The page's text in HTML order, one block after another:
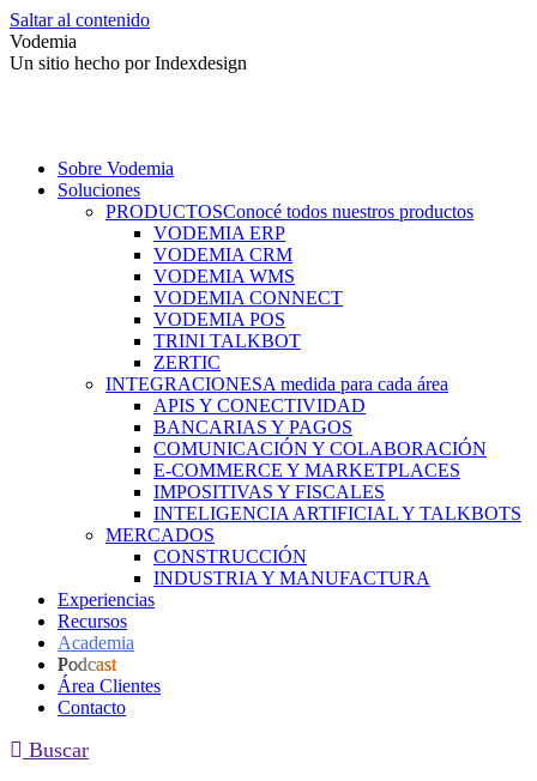
Saltar al contenido
Vodemia
Un sitio hecho por Indexdesign
Sobre Vodemia
Soluciones
PRODUCTOSConocé todos nuestros productos
VODEMIA ERP
VODEMIA CRM
VODEMIA WMS
VODEMIA CONNECT
VODEMIA POS
TRINI TALKBOT
ZERTIC
INTEGRACIONESA medida para cada área
APIS Y CONECTIVIDAD
BANCARIAS Y PAGOS
COMUNICACIÓN Y COLABORACIÓN
E-COMMERCE Y MARKETPLACES
IMPOSITIVAS Y FISCALES
INTELIGENCIA ARTIFICIAL Y TALKBOTS
MERCADOS
CONSTRUCCIÓN
INDUSTRIA Y MANUFACTURA
Experiencias
Recursos
Academia
Podcast
Área Clientes
Contacto
Buscar